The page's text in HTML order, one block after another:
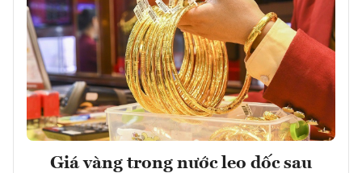
Giá vàng trong nước leo dốc sau